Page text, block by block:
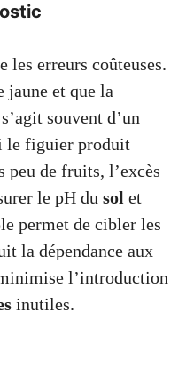
les erreurs coûteuses.
et que la
souvent d’un
le figuier produit
peu de fruits, l’excès
le pH du sol et
permet de cibler les
la dépendance aux
l’introduction
inutiles.